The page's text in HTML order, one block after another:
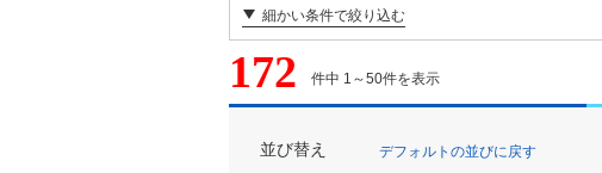
細かい条件で絞り込む
172 件中 1～50件を表示
並び替え デフォルトの並びに戻す